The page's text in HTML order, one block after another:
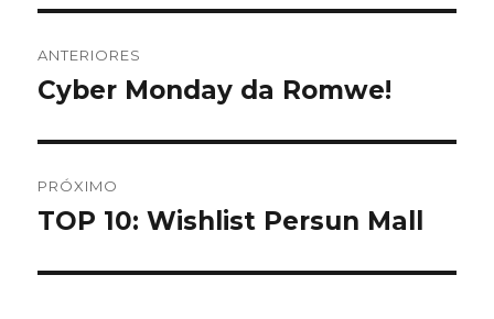
de
ANTERIORES
Post
Cyber Monday da Romwe!
PRÓXIMO
Próximo
TOP 10: Wishlist Persun Mall